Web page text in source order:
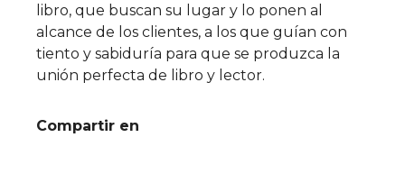
libro, que buscan su lugar y lo ponen al
alcance de los clientes, a los que guían con
tiento y sabiduría para que se produzca la
unión perfecta de libro y lector.
Compartir en